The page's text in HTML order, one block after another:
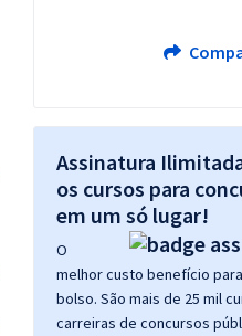
Assinatura
os cursos para
em um só lugar!
O
melhor custo benefício
bolso. São mais de 25 mil
carreiras de concursos